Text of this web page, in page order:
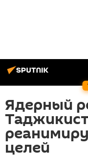
Ядерный
целей